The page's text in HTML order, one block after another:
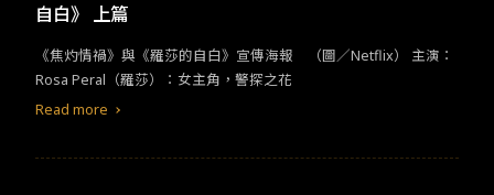
自白》 上篇
《焦灼情禍》與《羅莎的自白》宣傳海報 （圖／Netflix） 主演：
Rosa Peral（羅莎）：女主角，警探之花
Read more